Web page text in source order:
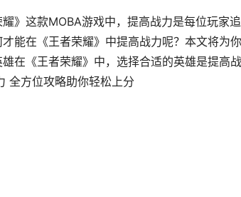
》这款MOBA游戏中，提高战力是每位玩家
能在《王者荣耀》中提高战力呢？本文将为
在《王者荣耀》中，选择合适的英雄是提高
全方位攻略助你轻松上分